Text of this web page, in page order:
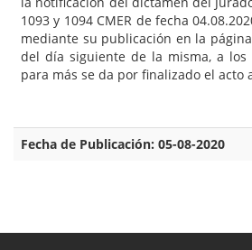
1093 y 1094 CMER de fecha
mediante su publicación en la
del día siguiente de la misma, a los
para más se da por finalizado el acto
Fecha de Publicación: 05-08-2020